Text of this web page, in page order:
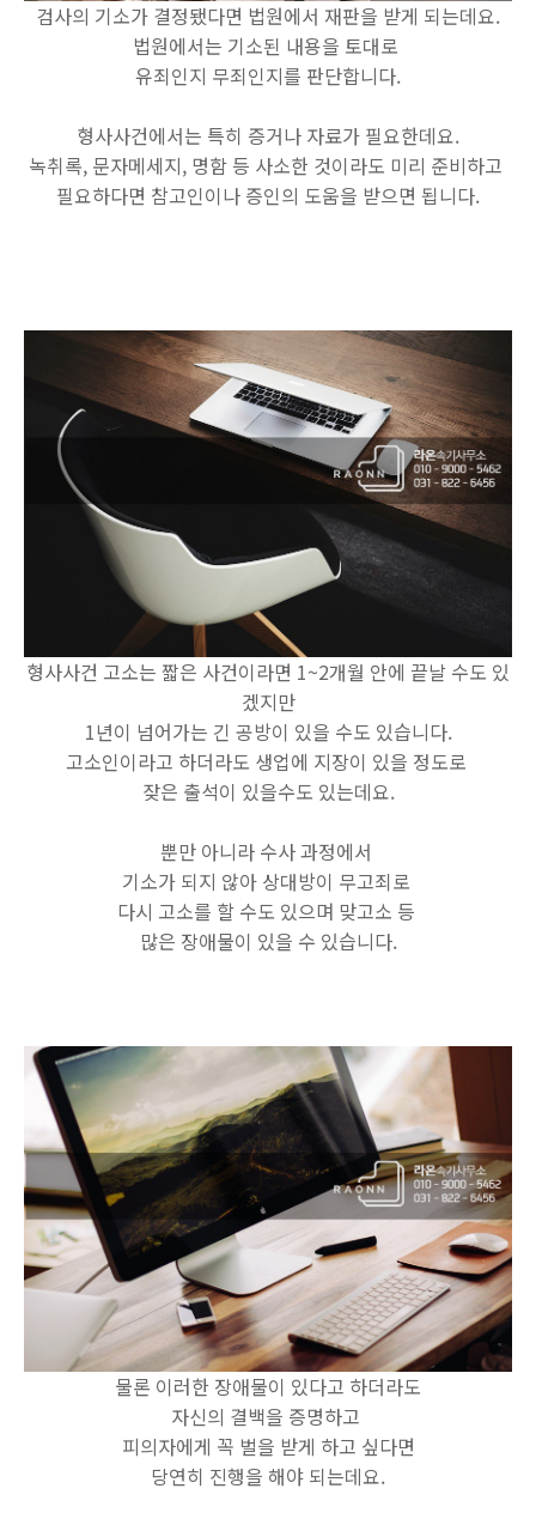
검사의 기소가 결정됐다면 법원에서 재판을 받게 되는데요.
법원에서는 기소된 내용을 토대로
유죄인지 무죄인지를 판단합니다.
형사사건에서는 특히 증거나 자료가 필요한데요.
녹취록, 문자메세지, 명함 등 사소한 것이라도 미리 준비하고
필요하다면 참고인이나 증인의 도움을 받으면 됩니다.
형사사건 고소는 짧은 사건이라면 1~2개월 안에 끝날 수도 있
겠지만
1년이 넘어가는 긴 공방이 있을 수도 있습니다.
고소인이라고 하더라도 생업에 지장이 있을 정도로
잦은 출석이 있을수도 있는데요.
뿐만 아니라 수사 과정에서
기소가 되지 않아 상대방이 무고죄로
다시 고소를 할 수도 있으며 맞고소 등
많은 장애물이 있을 수 있습니다.
물론 이러한 장애물이 있다고 하더라도
자신의 결백을 증명하고
피의자에게 꼭 벌을 받게 하고 싶다면
당연히 진행을 해야 되는데요.